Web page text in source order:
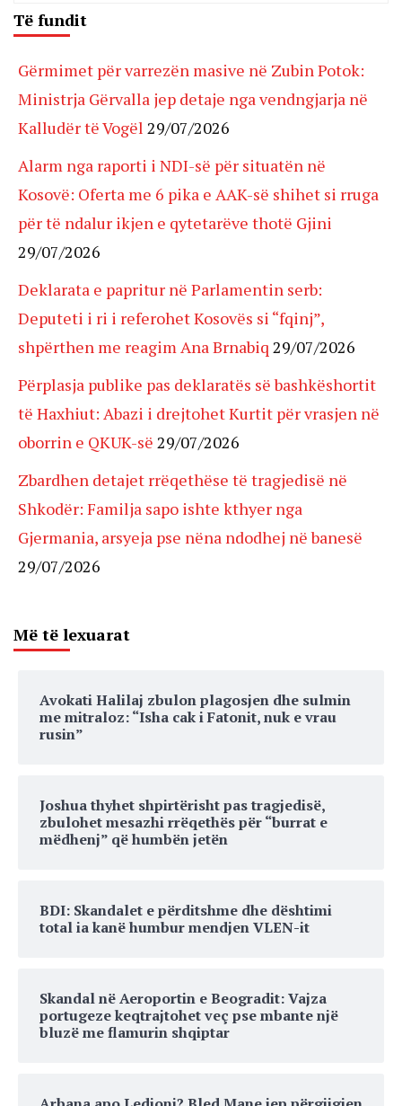
Të fundit
Gërmimet për varrezën masive në Zubin Potok:
Ministrja Gërvalla jep detaje nga vendngjarja në
Kalludër të Vogël 29/07/2026
Alarm nga raporti i NDI-së për situatën në
Kosovë: Oferta me 6 pika e AAK-së shihet si rruga
për të ndalur ikjen e qytetarëve thotë Gjini
29/07/2026
Deklarata e papritur në Parlamentin serb:
Deputeti i ri i referohet Kosovës si “fqinj”,
shpërthen me reagim Ana Brnabiq 29/07/2026
Përplasja publike pas deklaratës së bashkëshortit
të Haxhiut: Abazi i drejtohet Kurtit për vrasjen në
oborrin e QKUK-së 29/07/2026
Zbardhen detajet rrëqethëse të tragjedisë në
Shkodër: Familja sapo ishte kthyer nga
Gjermania, arsyeja pse nëna ndodhej në banesë
29/07/2026
Më të lexuarat
Avokati Halilaj zbulon plagosjen dhe sulmin
me mitraloz: “Isha cak i Fatonit, nuk e vrau
rusin”
Joshua thyhet shpirtërisht pas tragjedisë,
zbulohet mesazhi rrëqethës për “burrat e
mëdhenj” që humbën jetën
BDI: Skandalet e përditshme dhe dështimi
total ia kanë humbur mendjen VLEN-it
Skandal në Aeroportin e Beogradit: Vajza
portugeze keqtrajtohet veç pse mbante një
bluzë me flamurin shqiptar